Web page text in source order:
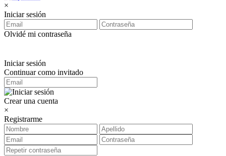
×
Iniciar sesión
Olvidé mi contraseña
Iniciar sesión
Continuar como invitado
Crear una cuenta
×
Registrarme